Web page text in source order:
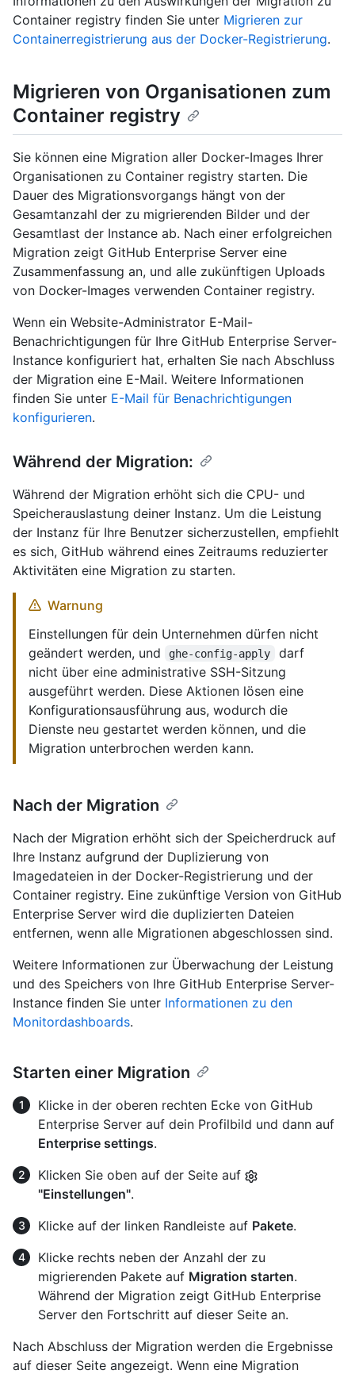
Container registry finden Sie unter Migrieren zur
Containerregistrierung aus der Docker-Registrierung.
Migrieren von Organisationen zum
Container registry
Sie können eine Migration aller Docker-Images Ihrer
Organisationen zu Container registry starten. Die
Dauer des Migrationsvorgangs hängt von der
Gesamtanzahl der zu migrierenden Bilder und der
Gesamtlast der Instance ab. Nach einer erfolgreichen
Migration zeigt GitHub Enterprise Server eine
Zusammenfassung an, und alle zukünftigen Uploads
von Docker-Images verwenden Container registry.
Wenn ein Website-Administrator E-Mail-
Benachrichtigungen für Ihre GitHub Enterprise Server-
Instance konfiguriert hat, erhalten Sie nach Abschluss
der Migration eine E-Mail. Weitere Informationen
finden Sie unter E-Mail für Benachrichtigungen
konfigurieren.
Während der Migration:
Während der Migration erhöht sich die CPU- und
Speicherauslastung deiner Instanz. Um die Leistung
der Instanz für Ihre Benutzer sicherzustellen, empfiehlt
es sich, GitHub während eines Zeitraums reduzierter
Aktivitäten eine Migration zu starten.
Warnung
Einstellungen für dein Unternehmen dürfen nicht
geändert werden, und
ghe-config-apply
darf
nicht über eine administrative SSH-Sitzung
ausgeführt werden. Diese Aktionen lösen eine
Konfigurationsausführung aus, wodurch die
Dienste neu gestartet werden können, und die
Migration unterbrochen werden kann.
Nach der Migration
Nach der Migration erhöht sich der Speicherdruck auf
Ihre Instanz aufgrund der Duplizierung von
Imagedateien in der Docker-Registrierung und der
Container registry. Eine zukünftige Version von GitHub
Enterprise Server wird die duplizierten Dateien
entfernen, wenn alle Migrationen abgeschlossen sind.
Weitere Informationen zur Überwachung der Leistung
und des Speichers von Ihre GitHub Enterprise Server-
Instance finden Sie unter Informationen zu den
Monitordashboards.
Starten einer Migration
Klicke in der oberen rechten Ecke von GitHub
Enterprise Server auf dein Profilbild und dann auf
Enterprise settings.
Klicken Sie oben auf der Seite auf
"Einstellungen".
Klicke auf der linken Randleiste auf Pakete.
Klicke rechts neben der Anzahl der zu
migrierenden Pakete auf Migration starten.
Während der Migration zeigt GitHub Enterprise
Server den Fortschritt auf dieser Seite an.
Nach Abschluss der Migration werden die Ergebnisse
auf dieser Seite angezeigt. Wenn eine Migration